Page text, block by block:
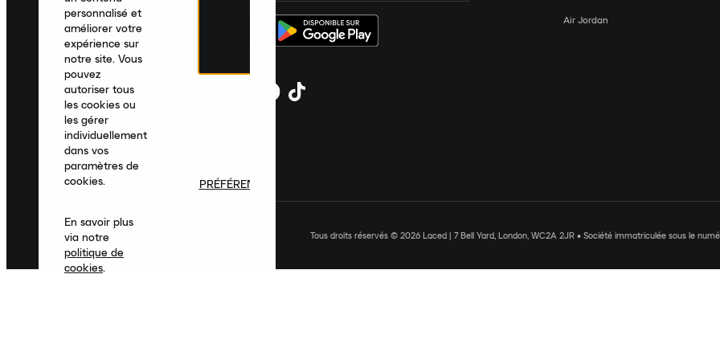
Air Jordan
Tous droits réservés © 2026 Laced | 7 Bell Yard, London, WC2A 2JR • Société immatriculée sous le
personnalisé et
améliorer votre
expérience sur
notre site. Vous
pouvez
autoriser tous
les cookies ou
les gérer
individuellement
dans vos
paramètres de
cookies.
En savoir plus
via notre
politique de
cookies.
PRÉFÉRENCES